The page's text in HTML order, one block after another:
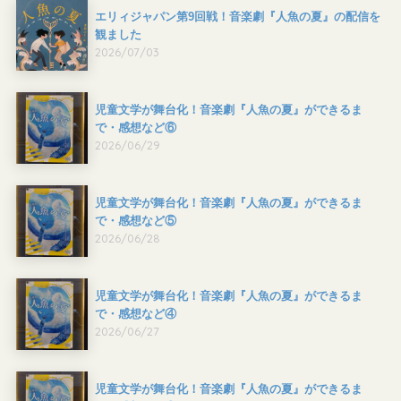
エリィジャパン第9回戦！音楽劇『人魚の夏』の配信を
観ました
2026/07/03
児童文学が舞台化！音楽劇『人魚の夏』ができるま
で・感想など⑥
2026/06/29
児童文学が舞台化！音楽劇『人魚の夏』ができるま
で・感想など⑤
2026/06/28
児童文学が舞台化！音楽劇『人魚の夏』ができるま
で・感想など④
2026/06/27
児童文学が舞台化！音楽劇『人魚の夏』ができるま